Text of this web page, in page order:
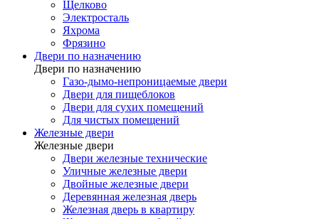
Щелково
Электросталь
Яхрома
Фрязино
Двери по назначению
Двери по назначению
Газо-дымо-непроницаемые двери
Двери для пищеблоков
Двери для сухих помещений
Для чистых помещений
Железные двери
Железные двери
Двери железные технические
Уличные железные двери
Двойные железные двери
Деревянная железная дверь
Железная дверь в квартиру